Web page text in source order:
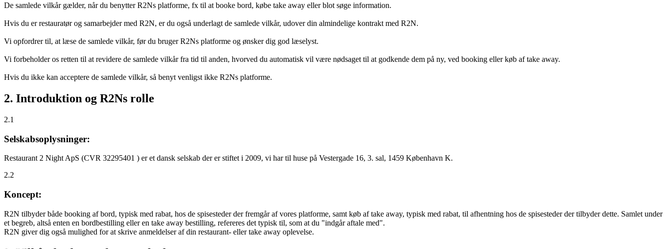
De samlede vilkår gælder, når du benytter R2Ns platforme, fx til at booke bord, købe take away eller blot søge information.
Hvis du er restauratør og samarbejder med R2N, er du også underlagt de samlede vilkår, udover din almindelige kontrakt med R2N.
Vi opfordrer til, at læse de samlede vilkår, før du bruger R2Ns platforme og ønsker dig god læselyst.
Vi forbeholder os retten til at revidere de samlede vilkår fra tid til anden, hvorved du automatisk vil være nødsaget til at godkende dem på ny, ved booking eller køb af take away.
Hvis du ikke kan acceptere de samlede vilkår, så benyt venligst ikke R2Ns platforme.
2. Introduktion og R2Ns rolle
2.1
Selskabsoplysninger:
Restaurant 2 Night ApS (CVR 32295401 ) er et dansk selskab der er stiftet i 2009, vi har til huse på Vestergade 16, 3. sal, 1459 København K.
2.2
Koncept:
R2N tilbyder både booking af bord, typisk med rabat, hos de spisesteder der fremgår af vores platforme, samt køb af take away, typisk med rabat, til afhentning hos de spisesteder der tilbyder dette. Samlet under
et begreb, altså enten en bordbestilling eller en take away bestilling, refereres det typisk til, som at du "indgår aftale med".
R2N giver dig også mulighed for at skrive anmeldelser af din restaurant- eller take away oplevelse.